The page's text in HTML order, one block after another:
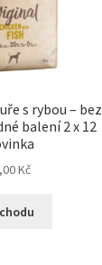
s rybou – bez
balení 2 x 12
Kč